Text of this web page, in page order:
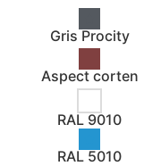
Gris Procity
Aspect corten
RAL 9010
RAL 5010